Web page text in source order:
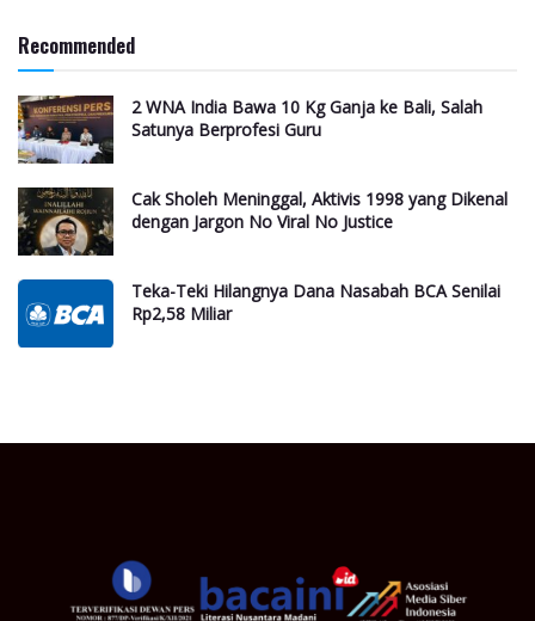
Recommended
2 WNA India Bawa 10 Kg Ganja ke Bali, Salah
Satunya Berprofesi Guru
Cak Sholeh Meninggal, Aktivis 1998 yang Dikenal
dengan Jargon No Viral No Justice
Teka-Teki Hilangnya Dana Nasabah BCA Senilai
Rp2,58 Miliar